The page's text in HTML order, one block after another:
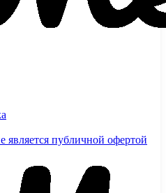
является публичной офертой